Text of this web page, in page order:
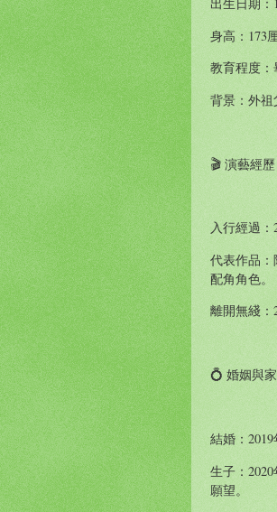
身高：173
教育程度
背景：外
🎬 演藝經歷
入行經過：
代表作品：
配角角色。
離開無綫：
💍 婚姻與
結婚：2019
生子：
願望。